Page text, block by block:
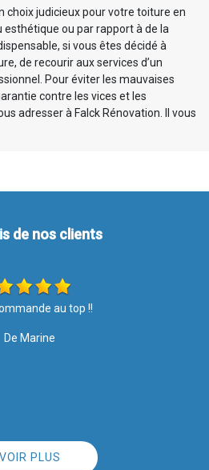
choix judicieux pour votre toiture en
esthétique ou par rapport à de la
si vous êtes décidé à
de recourir aux services d’un
Pour éviter les mauvaises
contre les vices et les
adresser à Falck Rénovation. Il vous
de nos clients
avec soin et rapidité. Merci pour
à 100%
VOIR PLUS